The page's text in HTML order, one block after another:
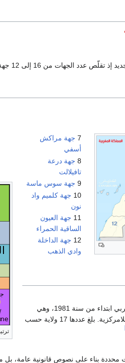
7 جهة مراكش
أسفي
8 جهة درعة
تافيلالت
9 جهة سوس ماسة
10 جهة كلميم واد
نون
11 جهة العيون
الساقية الحمراء
12 جهة الداخلة
وادي الذهب
هي وحدة إدارية أدخلت في التنظيم الإداري المغربي ابتداء من سنة 1981، وهي
وحدة غير متمتعة بالشخصية المعنوية، تدخل في إطار اللامركزية. بلغ عددها 17 ولاية حسب
محددة بناء على نصوص قانونية